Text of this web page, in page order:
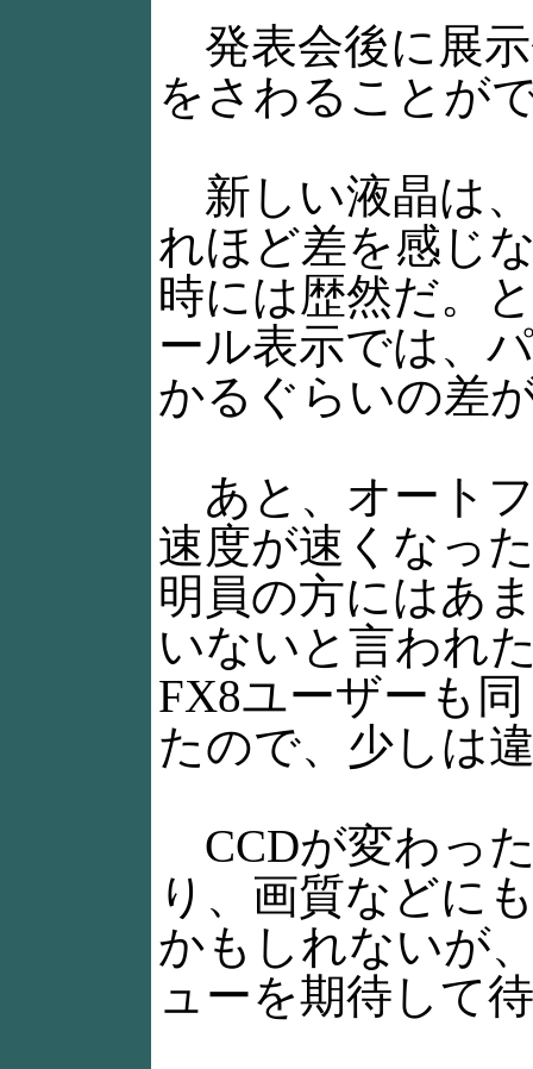
発表会後に展
をさわることが
新しい液晶は
れほど差を感じ
時には歴然だ。
ール表示では、
かるぐらいの差
あと、オート
速度が速くなっ
明員の方にはあ
いないと言われ
FX8ユーザーも
たので、少しは
CCDが変わっ
り、画質などに
かもしれないが
ューを期待して